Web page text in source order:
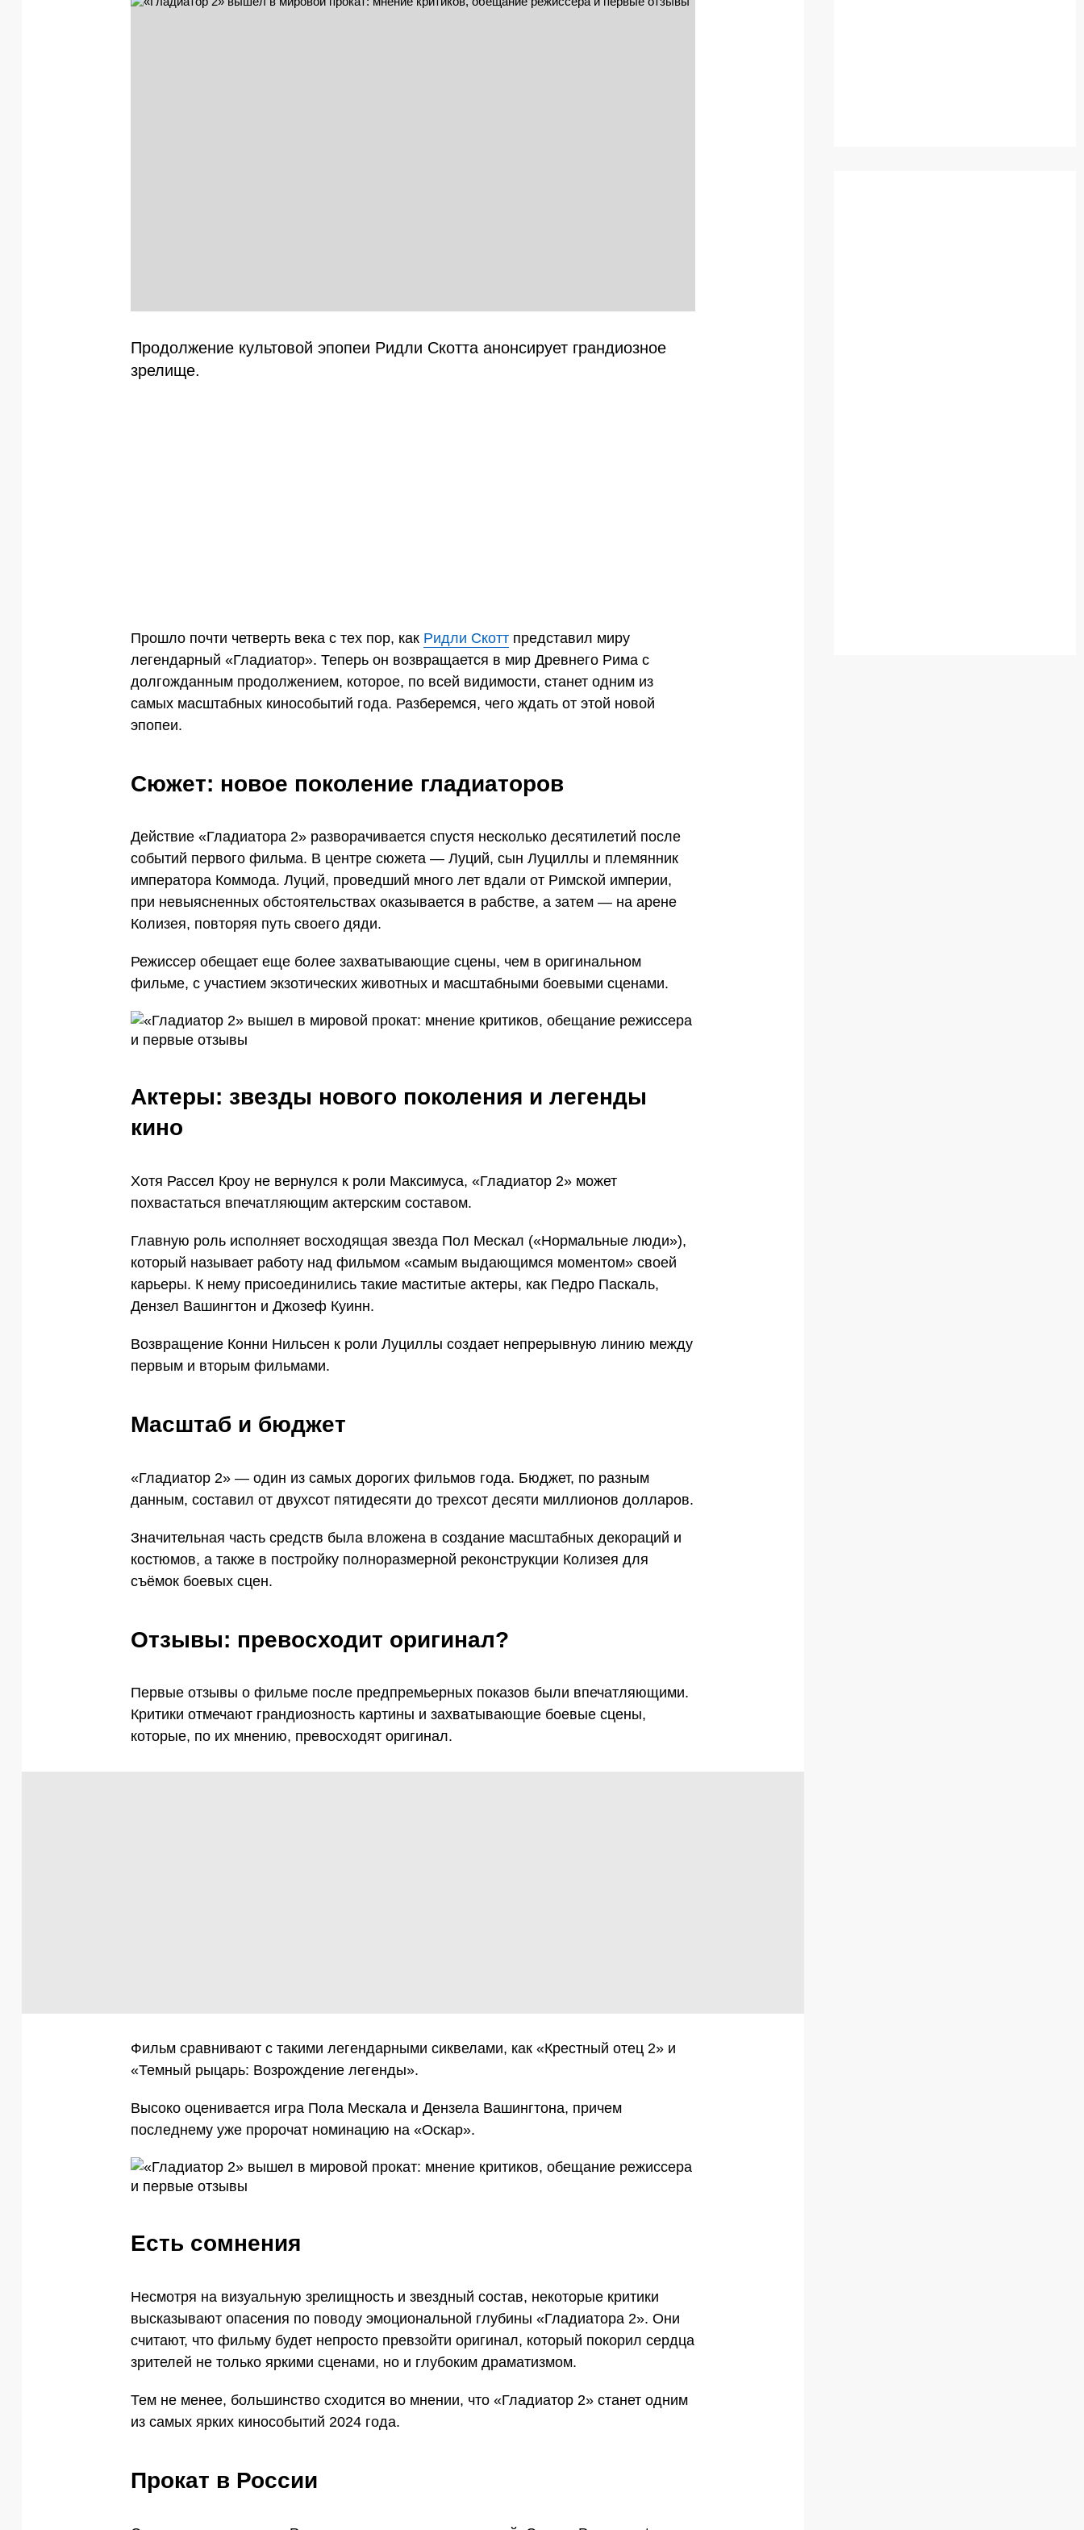
Продолжение культовой эпопеи Ридли Скотта анонсирует грандиозное
зрелище.
Прошло почти четверть века с тех пор, как Ридли Скотт представил миру
легендарный «Гладиатор». Теперь он возвращается в мир Древнего Рима с
долгожданным продолжением, которое, по всей видимости, станет одним из
самых масштабных кинособытий года. Разберемся, чего ждать от этой новой
эпопеи.
Сюжет: новое поколение гладиаторов
Действие «Гладиатора 2» разворачивается спустя несколько десятилетий после
событий первого фильма. В центре сюжета — Луций, сын Луциллы и племянник
императора Коммода. Луций, проведший много лет вдали от Римской империи,
при невыясненных обстоятельствах оказывается в рабстве, а затем — на арене
Колизея, повторяя путь своего дяди.
Режиссер обещает еще более захватывающие сцены, чем в оригинальном
фильме, с участием экзотических животных и масштабными боевыми сценами.
Актеры: звезды нового поколения и легенды
кино
Хотя Рассел Кроу не вернулся к роли Максимуса, «Гладиатор 2» может
похвастаться впечатляющим актерским составом.
Главную роль исполняет восходящая звезда Пол Мескал («Нормальные люди»),
который называет работу над фильмом «самым выдающимся моментом» своей
карьеры. К нему присоединились такие маститые актеры, как Педро Паскаль,
Дензел Вашингтон и Джозеф Куинн.
Возвращение Конни Нильсен к роли Луциллы создает непрерывную линию между
первым и вторым фильмами.
Масштаб и бюджет
«Гладиатор 2» — один из самых дорогих фильмов года. Бюджет, по разным
данным, составил от двухсот пятидесяти до трехсот десяти миллионов долларов.
Значительная часть средств была вложена в создание масштабных декораций и
костюмов, а также в постройку полноразмерной реконструкции Колизея для
съёмок боевых сцен.
Отзывы: превосходит оригинал?
Первые отзывы о фильме после предпремьерных показов были впечатляющими.
Критики отмечают грандиозность картины и захватывающие боевые сцены,
которые, по их мнению, превосходят оригинал.
Фильм сравнивают с такими легендарными сиквелами, как «Крестный отец 2» и
«Темный рыцарь: Возрождение легенды».
Высоко оценивается игра Пола Мескала и Дензела Вашингтона, причем
последнему уже пророчат номинацию на «Оскар».
Есть сомнения
Несмотря на визуальную зрелищность и звездный состав, некоторые критики
высказывают опасения по поводу эмоциональной глубины «Гладиатора 2». Они
считают, что фильму будет непросто превзойти оригинал, который покорил сердца
зрителей не только яркими сценами, но и глубоким драматизмом.
Тем не менее, большинство сходится во мнении, что «Гладиатор 2» станет одним
из самых ярких кинособытий 2024 года.
Прокат в России